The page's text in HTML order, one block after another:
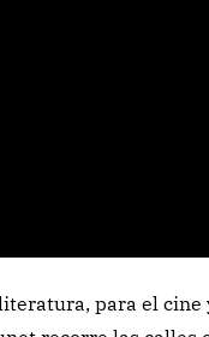
para el cine